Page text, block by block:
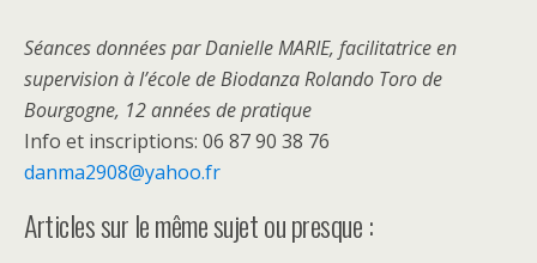
Séances données par Danielle MARIE, facilitatrice en
supervision à l’école de Biodanza Rolando Toro de
Bourgogne, 12 années de pratique
Info et inscriptions: 06 87 90 38 76
danma2908@yahoo.fr
Articles sur le même sujet ou presque :